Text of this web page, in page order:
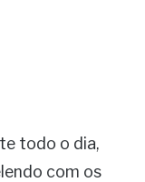
todo o dia,
com os